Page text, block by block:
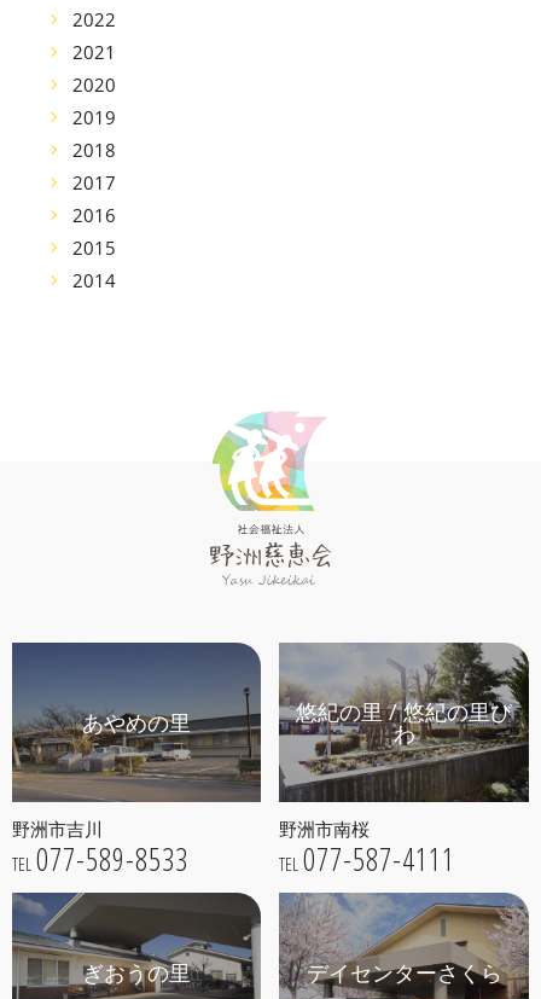
2022
2021
2020
2019
2018
2017
2016
2015
2014
あやめの里
野洲市吉川
TEL 077-589-8533
悠紀の里 / 悠紀の里び
わ
野洲市南桜
TEL 077-587-4111
ぎおうの里 デイセンターさくら